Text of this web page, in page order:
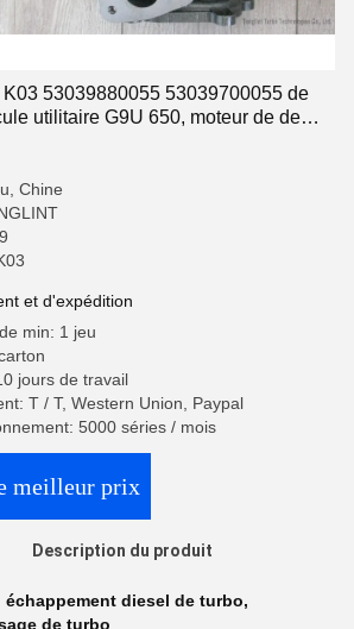
53039880055 53039700055 de
utilitaire G9U 650, moteur de de
Chine
et d'expédition
min: 1 jeu
jours de travail
T / T, Western Union, Paypal
5000 séries / mois
meilleur prix
Description du produit
échappement diesel de turbo,
de turbo